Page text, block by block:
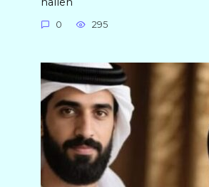
0 295